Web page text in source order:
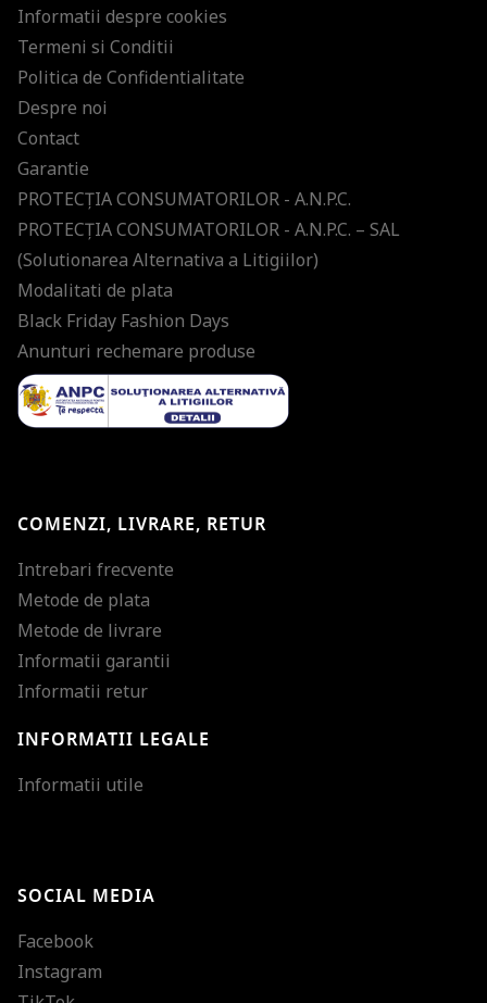
Informatii despre cookies
Termeni si Conditii
Politica de Confidentialitate
Despre noi
Contact
Garantie
PROTECŢIA CONSUMATORILOR - A.N.P.C.
PROTECŢIA CONSUMATORILOR - A.N.P.C. – SAL
(Solutionarea Alternativa a Litigiilor)
Modalitati de plata
Black Friday Fashion Days
Anunturi rechemare produse
COMENZI, LIVRARE, RETUR
Intrebari frecvente
Metode de plata
Metode de livrare
Informatii garantii
Informatii retur
INFORMATII LEGALE
Informatii utile
SOCIAL MEDIA
Facebook
Instagram